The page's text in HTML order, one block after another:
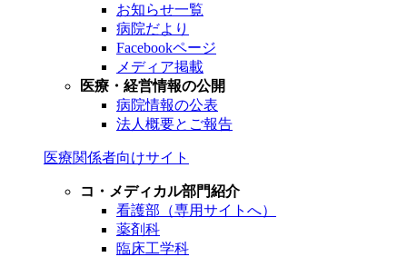
お知らせ一覧
病院だより
Facebookページ
メディア掲載
医療・経営情報の公開
病院情報の公表
法人概要とご報告
医療関係者向けサイト
コ・メディカル部門紹介
看護部（専用サイトへ）
薬剤科
臨床工学科